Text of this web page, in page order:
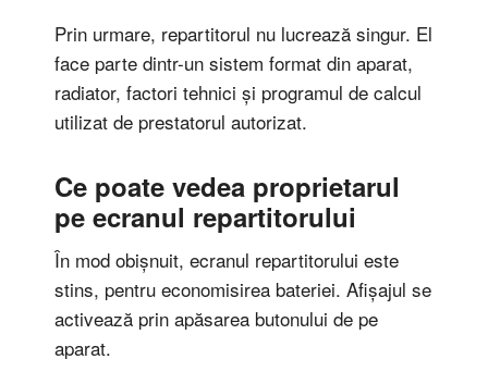
Prin urmare, repartitorul nu lucrează singur. El
face parte dintr-un sistem format din aparat,
radiator, factori tehnici și programul de calcul
utilizat de prestatorul autorizat.
Ce poate vedea proprietarul
pe ecranul repartitorului
În mod obișnuit, ecranul repartitorului este
stins, pentru economisirea bateriei. Afișajul se
activează prin apăsarea butonului de pe
aparat.